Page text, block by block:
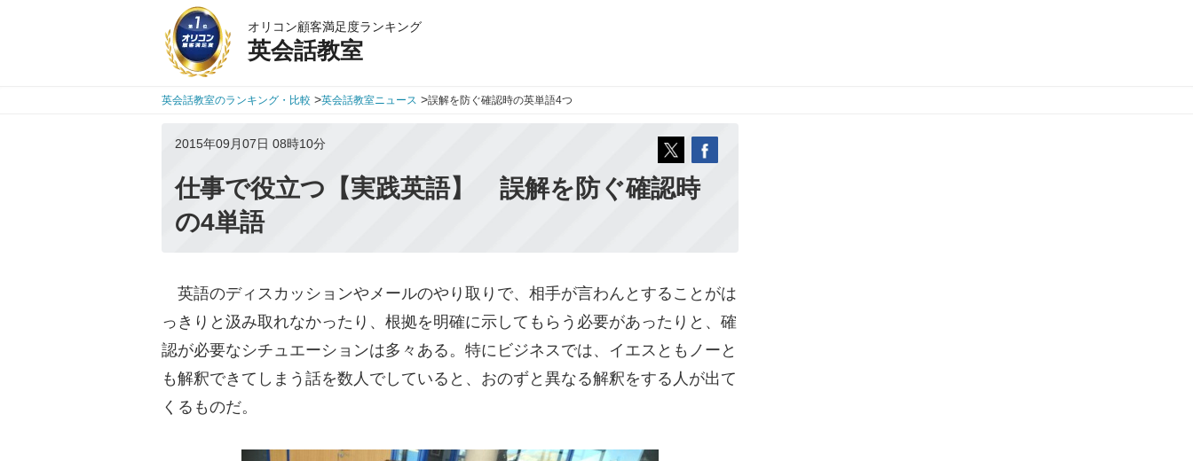
オリコン顧客満足度ランキング
英会話教室
英会話教室のランキング・比較 >英会話教室ニュース >誤解を防ぐ確認時の英単語4つ
2015年09月07日 08時10分
仕事で役立つ【実践英語】 誤解を防ぐ確認時
の4単語
英語のディスカッションやメールのやり取りで、相手が言わんとすることがは
っきりと汲み取れなかったり、根拠を明確に示してもらう必要があったりと、確
認が必要なシチュエーションは多々ある。特にビジネスでは、イエスともノーと
も解釈できてしまう話を数人でしていると、おのずと異なる解釈をする人が出て
くるものだ。